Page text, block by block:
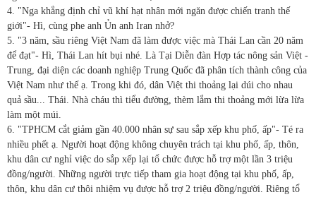
4. "Nga khẳng định chỉ vũ khí hạt nhân mới ngăn được chiến tranh thế
giới"- Hì, cùng phe anh Ủn anh Iran nhở?
5. "3 năm, sầu riêng Việt Nam đã làm được việc mà Thái Lan cần 20 năm
để đạt"- Hì, Thái Lan hít bụi nhé. Là Tại Diễn đàn Hợp tác nông sản Việt -
Trung, đại diện các doanh nghiệp Trung Quốc đã phân tích thành công của
Việt Nam như thế ạ. Trong khi đó, dân Việt thi thoảng lại dúi cho nhau
quả sầu... Thái. Nhà cháu thì tiểu đường, thèm lắm thi thoảng mới lừa lừa
làm một múi.
6. "TPHCM cắt giảm gần 40.000 nhân sự sau sắp xếp khu phố, ấp"- Té ra
nhiều phết ạ. Người hoạt động không chuyên trách tại khu phố, ấp, thôn,
khu dân cư nghỉ việc do sắp xếp lại tổ chức được hỗ trợ một lần 3 triệu
đồng/người. Những người trực tiếp tham gia hoạt động tại khu phố, ấp,
thôn, khu dân cư thôi nhiệm vụ được hỗ trợ 2 triệu đồng/người. Riêng tổ